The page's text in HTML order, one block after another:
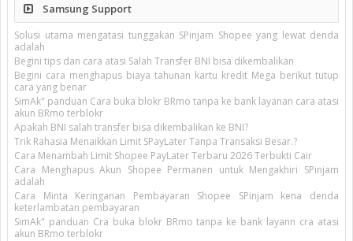
Samsung Support
Solusi utama mengatasi tunggakan SPinjam Shopee yang lewat denda
adalah
Begini tips dan cara atasi Salah Transfer BNI bisa dikembalikan
Begini cara menghapus biaya tahunan kartu kredit Mega berikut tutup
cara yang benar
SimAk" panduan Cara buka blokr BRmo tanpa ke bank layanan cara atasi
akun BRmo terblokr
Apakah BNI salah transfer bisa dikembalikan ke BNI?
Trik Rahasia Menaikkan Limit SPayLater Tanpa Transaksi Besar.?
Cara Menambah Limit Shopee PayLater Terbaru 2026 Terbukti Cair
Cara Menghapus Akun Shopee Permanen untuk Mengakhiri SPinjam
adalah
Cara Minta Keringanan Pembayaran Shopee SPinjam kena denda
keterlambatan pembayaran
SimAk" panduan Cra buka blokr BRmo tanpa ke bank layann cra atasi
akun BRmo terblokr